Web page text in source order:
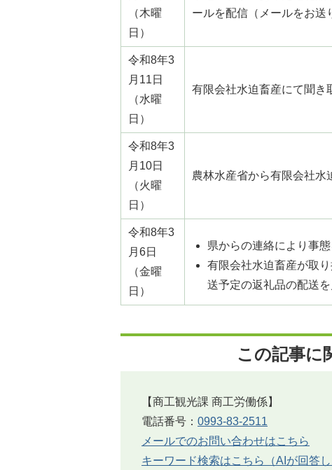
（木曜
日）
ールを配信（メールをお送
令和8年3
月11日
（水曜
日）
有限会社水迫畜産にて聞き
令和8年3
月10日
（火曜
日）
農林水産省から有限会社水
令和8年3
月6日
（金曜
日）
県からの連絡により事
有限会社水迫畜産が取
送予定の返礼品の配送
この記事に
【商工観光課 商工労働係】
電話番号： 0993-83-2511
メールでのお問い合わせはこちら
キーワード検索はこちら（AIが回答し